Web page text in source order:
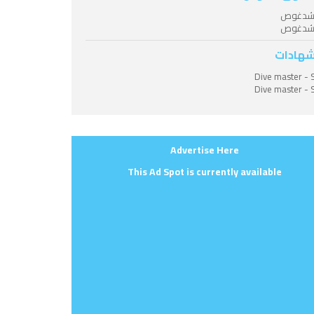
Dive master -
Dive master -
Advertise Here
This Ad Spot is currently available